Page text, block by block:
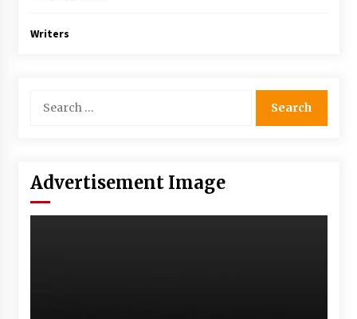
Writers
Advertisement Image